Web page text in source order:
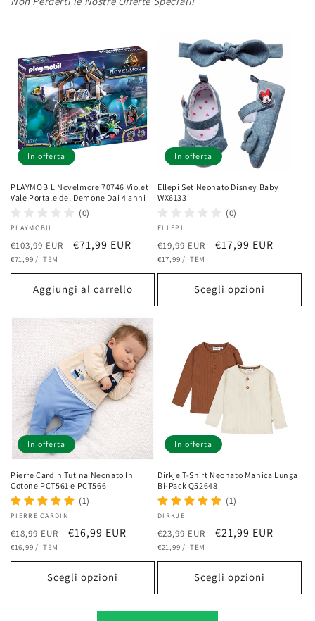
In offerta
PLAYMOBIL Novelmore 70746 Violet
Vale Portale del Demone Dai 4 anni
(0)
Fornitore:
PLAYMOBIL
Prezzo
di
listino
€103,99 EUR Prezzo
€71,99 EUR
PREZZO
€71,99 / PER
ITEM
Aggiungi al carrello
In offerta
Ellepi Set Neonato Disney Baby
WX6133
(0)
Fornitore:
ELLEPI
Prezzo
di
listino
€19,99 EUR Prezzo
€17,99 EUR
PREZZO
€17,99 / PER
ITEM
Scegli opzioni
In offerta
Pierre Cardin Tutina Neonato In
Cotone PCT561 e PCT566
(1)
Fornitore:
PIERRE CARDIN
Prezzo
di
listino
€18,99 EUR Prezzo
€16,99 EUR
PREZZO
€16,99 / PER
ITEM
Scegli opzioni
In offerta
Dirkje T-Shirt Neonato Manica Lunga
Bi-Pack Q52648
(1)
Fornitore:
DIRKJE
Prezzo
di
listino
€23,99 EUR Prezzo
€21,99 EUR
PREZZO
€21,99 / PER
ITEM
Scegli opzioni